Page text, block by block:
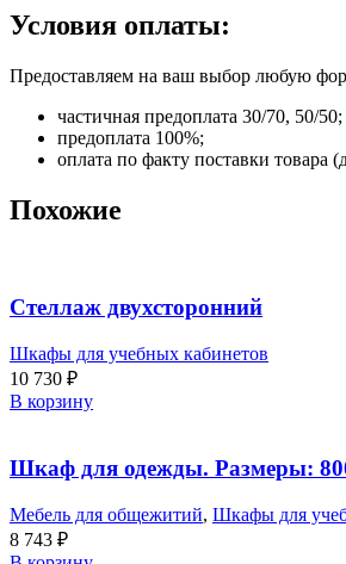
Условия оплаты:
Предоставляем на ваш выбор любую
частичная предоплата 30/70, 50/50;
предоплата 100%;
оплата по факту поставки товара
Похожие
Стеллаж двухсторонний
Шкафы для учебных кабинетов
10 730 ₽
В корзину
Шкаф для одежды. Размеры:
Мебель для общежитий, Шкафы для
8 743 ₽